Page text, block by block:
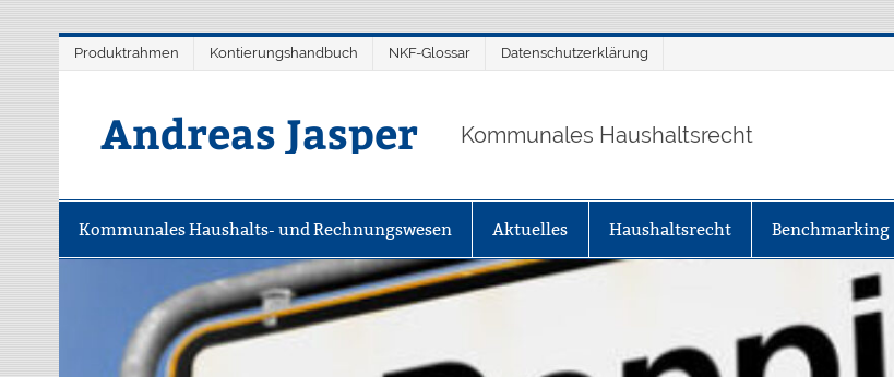
springen
Produktrahmen Kontierungshandbuch NKF-Glossar Datenschutzerklärung
Andreas Jasper Kommunales Haushaltsrecht
Kommunales Haushalts- und Rechnungswesen Aktuelles Haushaltsrecht Benchmarking